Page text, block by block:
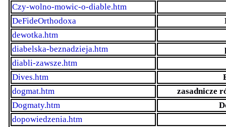
Czy-wolno-mowic-o-diable.htm
DeFideOrthodoxa
dewotka.htm
diabelska-beznadzieja.htm
diabli-zawsze.htm
Dives.htm
dogmat.htm
zasadnicze
Dogmaty.htm
dopowiedzenia.htm